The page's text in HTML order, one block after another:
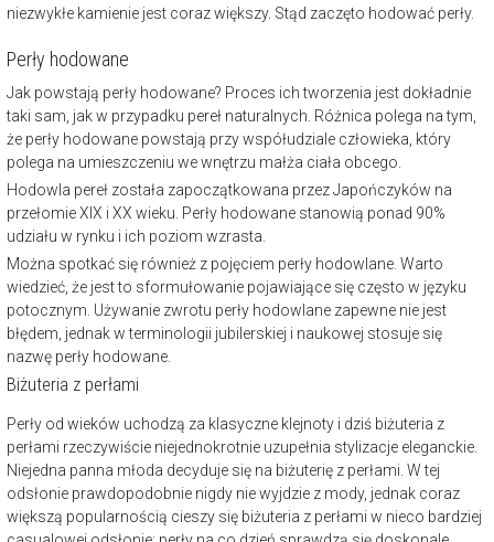
niezwykłe kamienie jest coraz większy. Stąd zaczęto hodować perły.
Perły hodowane
Jak powstają perły hodowane? Proces ich tworzenia jest dokładnie
taki sam, jak w przypadku pereł naturalnych. Różnica polega na tym,
że perły hodowane powstają przy współudziale człowieka, który
polega na umieszczeniu we wnętrzu małża ciała obcego.
Hodowla pereł została zapoczątkowana przez Japończyków na
przełomie XIX i XX wieku. Perły hodowane stanowią ponad 90%
udziału w rynku i ich poziom wzrasta.
Można spotkać się również z pojęciem perły hodowlane. Warto
wiedzieć, że jest to sformułowanie pojawiające się często w języku
potocznym. Używanie zwrotu perły hodowlane zapewne nie jest
błędem, jednak w terminologii jubilerskiej i naukowej stosuje się
nazwę perły hodowane.
Biżuteria z perłami
Perły od wieków uchodzą za klasyczne klejnoty i dziś biżuteria z
perłami rzeczywiście niejednokrotnie uzupełnia stylizacje eleganckie.
Niejedna panna młoda decyduje się na biżuterię z perłami. W tej
odsłonie prawdopodobnie nigdy nie wyjdzie z mody, jednak coraz
większą popularnością cieszy się biżuteria z perłami w nieco bardziej